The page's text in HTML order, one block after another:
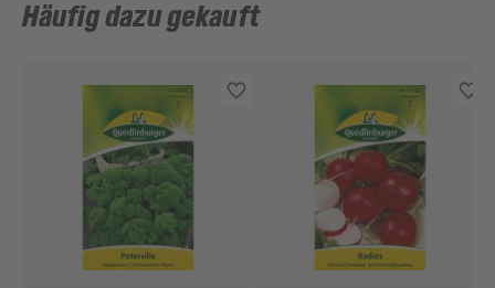
Häufig dazu gekauft